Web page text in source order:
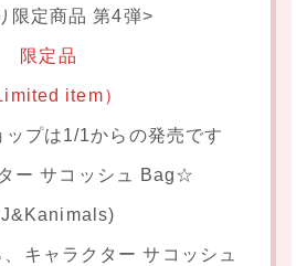
限定商品 第4弾>
限定品
item）
ップは1/1からの発売です
ー サコッシュ Bag☆
J&Kanimals)
キャラクター サコッシュ